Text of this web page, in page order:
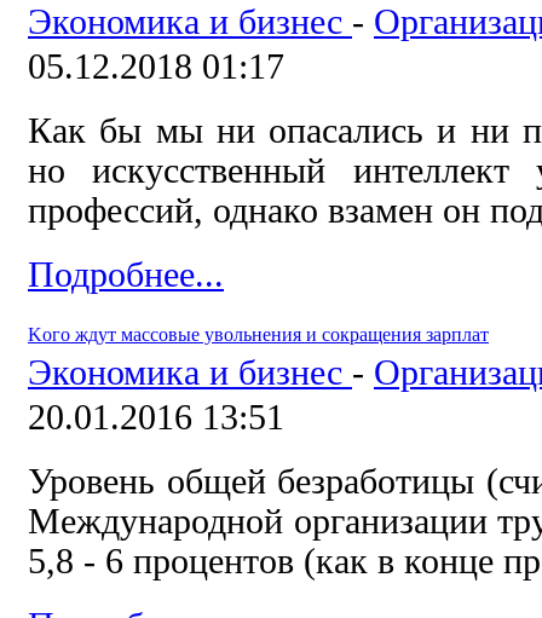
Экономика и бизнес -
05.12.2018 01:17
Как бы мы ни опасались и ни
но искусственный
профессий, однако взамен он
Подробнее...
Kого ждут массовые увольнения и сокращения зарплат
Экономика и бизнес -
20.01.2016 13:51
Уровень общей безработицы
Международной организации
5,8 - 6 процентов (как в конце